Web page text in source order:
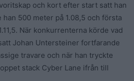
och kort efter start satt han
500 meter på 1.08,5 och första
När konkurrenterna körde vad
Johan Untersteiner fortfarande
travare och när han tryckte
stack Cyber Lane ifrån till